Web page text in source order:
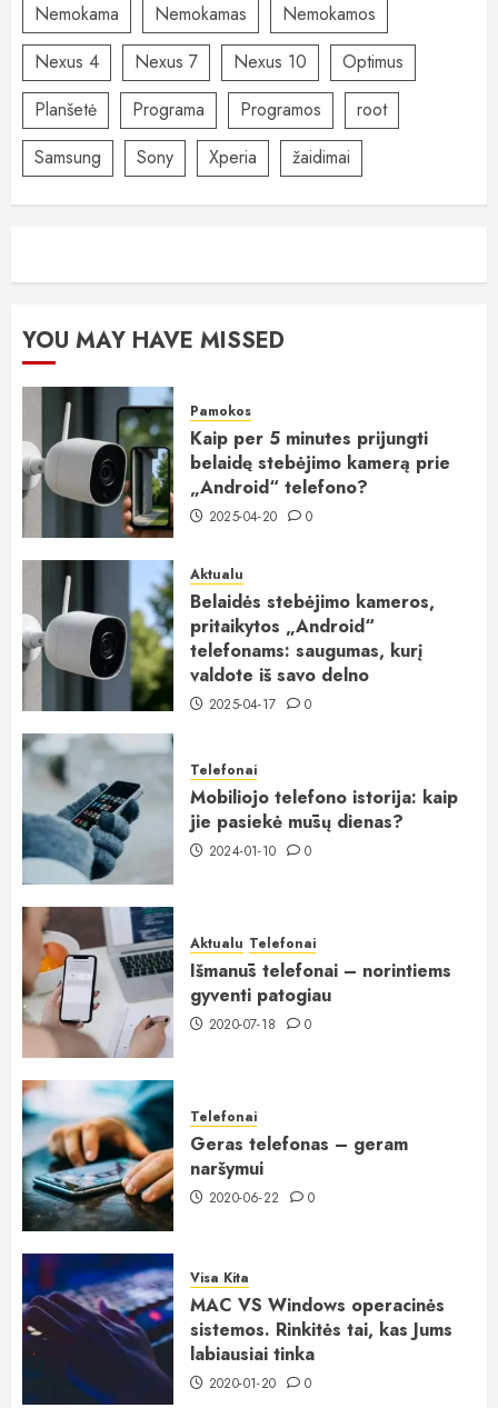
Nemokama
Nemokamas
Nemokamos
Nexus 4
Nexus 7 Nexus 10
Optimus
Planšetė
Programa Programos
root
Samsung
Sony Xperia žaidimai
YOU MAY HAVE MISSED
Pamokos
Kaip per 5 minutes prijungti
belaidę stebėjimo kamerą prie
„Android“ telefono?
2025-04-20 0
Aktualu
Belaidės stebėjimo kameros,
pritaikytos „Android“
telefonams: saugumas, kurį
valdote iš savo delno
2025-04-17 0
Telefonai
Mobiliojo telefono istorija: kaip
jie pasiekė mūsų dienas?
2024-01-10 0
Aktualu Telefonai
Išmanūs telefonai – norintiems
gyventi patogiau
2020-07-18 0
Telefonai
Geras telefonas – geram
naršymui
2020-06-22 0
Visa Kita
MAC VS Windows operacinės
sistemos. Rinkitės tai, kas Jums
labiausiai tinka
2020-01-20 0